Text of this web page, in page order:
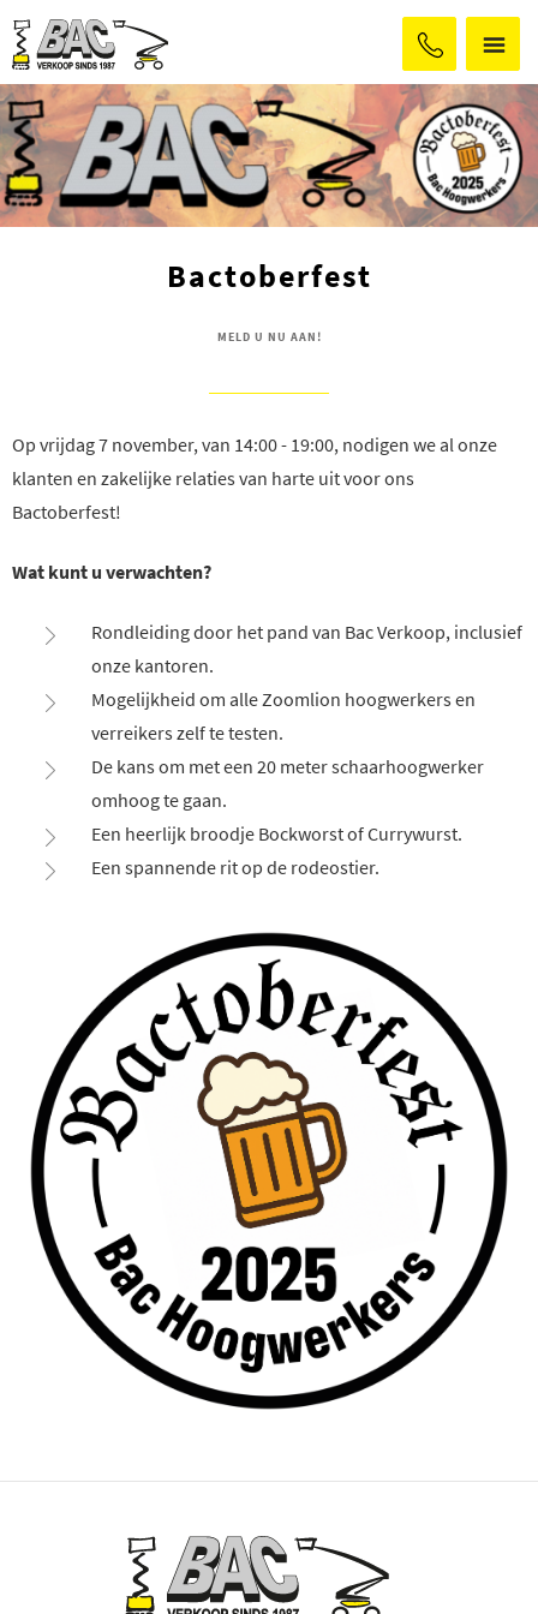
Bactoberfest
MELD U NU AAN!
Op vrijdag 7 november, van 14:00 - 19:00, nodigen we al onze
klanten en zakelijke relaties van harte uit voor ons
Bactoberfest!
Wat kunt u verwachten?
Rondleiding door het pand van Bac Verkoop, inclusief
onze kantoren.
Mogelijkheid om alle Zoomlion hoogwerkers en
verreikers zelf te testen.
De kans om met een 20 meter schaarhoogwerker
omhoog te gaan.
Een heerlijk broodje Bockworst of Currywurst.
Een spannende rit op de rodeostier.